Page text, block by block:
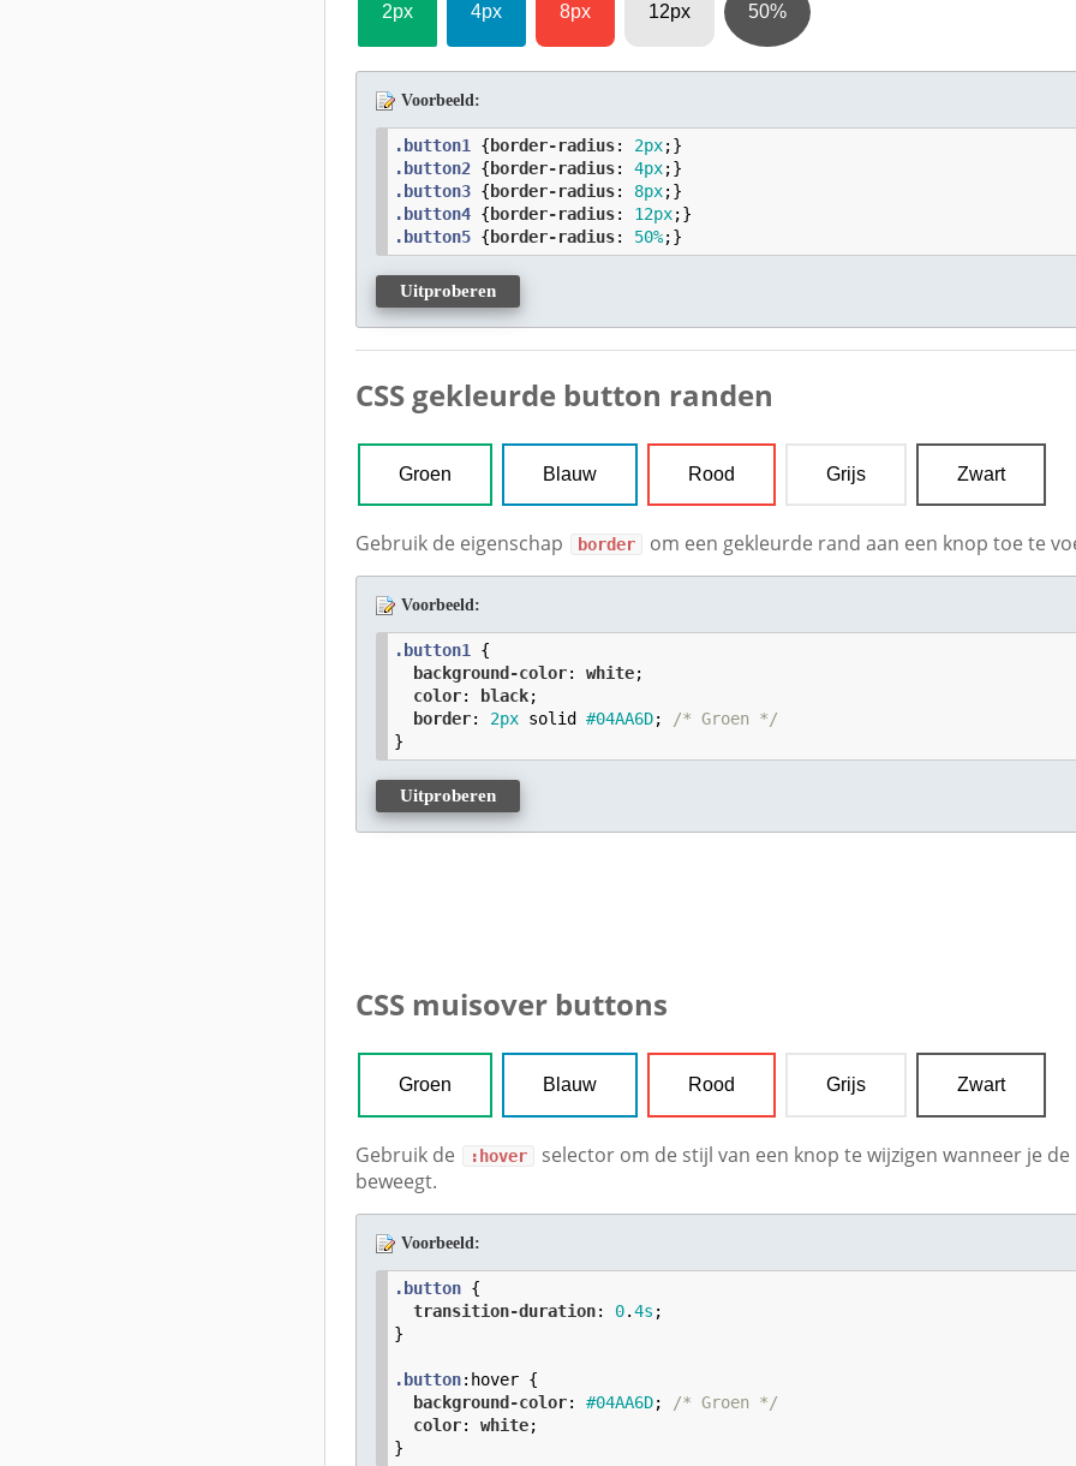
2px 4px 8px 12px 50%
Voorbeeld:
.button1 { border-radius: 2px
.button2 { border-radius: 4px
.button3 { border-radius: 8px
.button4 { border-radius: 12px
.button5 { border-radius: 50%;}
Uitproberen
CSS gekleurde button randen
Groen Blauw Rood Grijs Zwart
Gebruik de eigenschap border om een ​​gekleurde rand aan een knop toe te
Voorbeeld:
.button1
{
background-color: white;
color: black;
border: 2px solid #04AA6D;
/* Groen */
}
Uitproberen
CSS muisover buttons
Groen Blauw Rood Grijs Zwart
Gebruik de :hover
selector om de stijl van een knop te wijzigen wanneer je
beweegt.
Voorbeeld:
.button {
transition-duration: 0.4s ;
}
.button:hover {
background-color: #04AA6D;
/* Groen */
color: white;
}